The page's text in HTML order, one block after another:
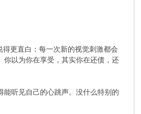
更直白：每一次新的视觉刺激都会
你以为你在享受，其实你在还债，还
听见自己的心跳声。没什么特别的